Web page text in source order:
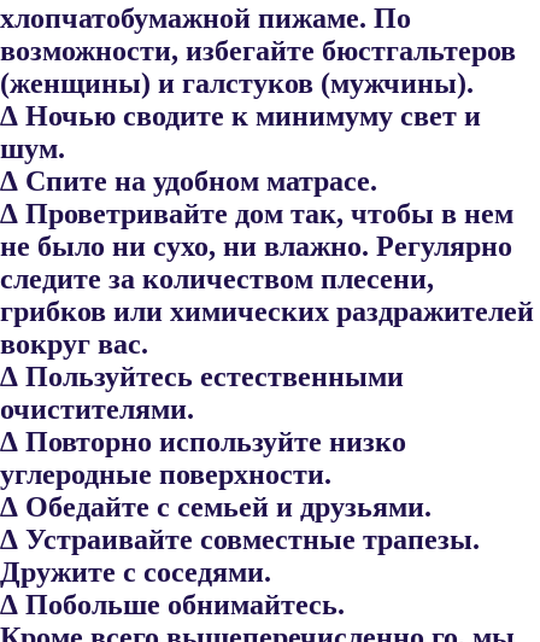
хлопчатобумажной пижаме. По
возможности, избегайте бюстгальтеров
(женщины) и галстуков (мужчины).
∆ Ночью сводите к минимуму свет и
шум.
∆ Спите на удобном матрасе.
∆ Проветривайте дом так, чтобы в нем
не было ни сухо, ни влажно. Регулярно
следите за количеством плесени,
грибков или химиче​ских раздражителей
вокруг вас.
∆ Пользуйтесь естественными
очистителями.
∆ Повторно используйте низко
углеродные поверхности.
∆ Обедайте с семьей и друзьями.
∆ Устраивайте совместные трапезы.
Дружите с соседями.
∆ Побольше обнимайтесь.